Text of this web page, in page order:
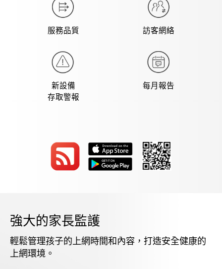
服務品質 訪客網絡
新設備
存取警報
每月報告
強大的家長監護
輕鬆管理孩子的上網時間和內容，打造安全健康的
上網環境。